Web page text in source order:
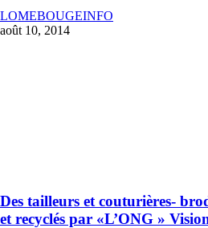
LOMEBOUGEINFO
août 10, 2014
Des tailleurs et couturières-
et recyclés par «L’ONG »